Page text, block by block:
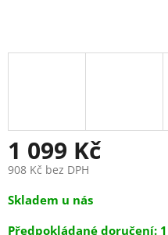
1 099 Kč
908 Kč bez DPH
Měrná
cena:
Skladem u nás